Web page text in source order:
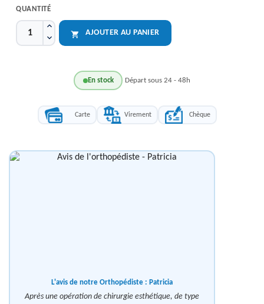
QUANTITÉ
 AJOUTER AU PANIER
En stock Départ sous 24 - 48h
Carte Virement Chèque
L'avis de notre Orthopédiste : Patricia
Après une opération de chirurgie esthétique, de type